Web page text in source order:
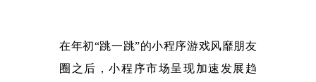
在年初“跳一跳”的小程序游戏风靡朋友
圈之后，小程序市场呈现加速发展趋